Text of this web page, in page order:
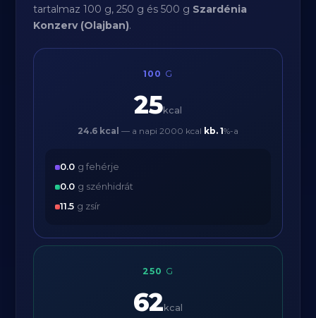
tartalmaz 100 g, 250 g és 500 g Szardénia
Konzerv (Olajban).
100 G
25kcal
24.6 kcal — a napi 2000 kcal kb. 1%-a
0.0 g fehérje
0.0 g szénhidrát
11.5 g zsír
250 G
62 kcal